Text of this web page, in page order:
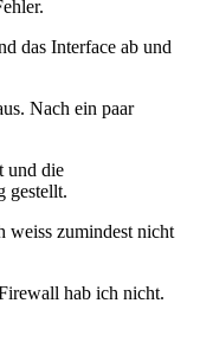
das Interface ab und
Nach ein paar
und die
gestellt.
weiss zumindest nicht
hab ich nicht.